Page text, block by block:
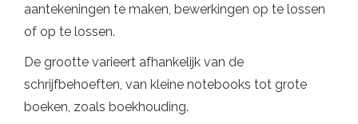
aantekeningen te maken, bewerkingen op te lossen
of op te lossen.
De grootte varieert afhankelijk van de
schrijfbehoeften, van kleine notebooks tot grote
boeken, zoals boekhouding.